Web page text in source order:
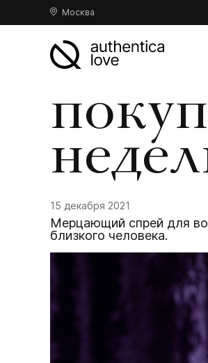
Москва
15 декабря 2021
Мерцающий спрей для
близкого человека.